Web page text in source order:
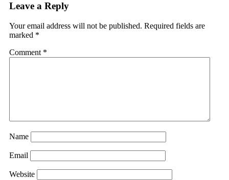
Leave a Reply
Your email address will not be published. Required fields are
marked *
Comment *
Name
Email
Website